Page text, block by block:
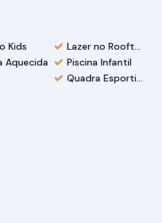
Kids
Lazer no Rooftop
Aquecida
Piscina Infantil
Quadra Esportiva